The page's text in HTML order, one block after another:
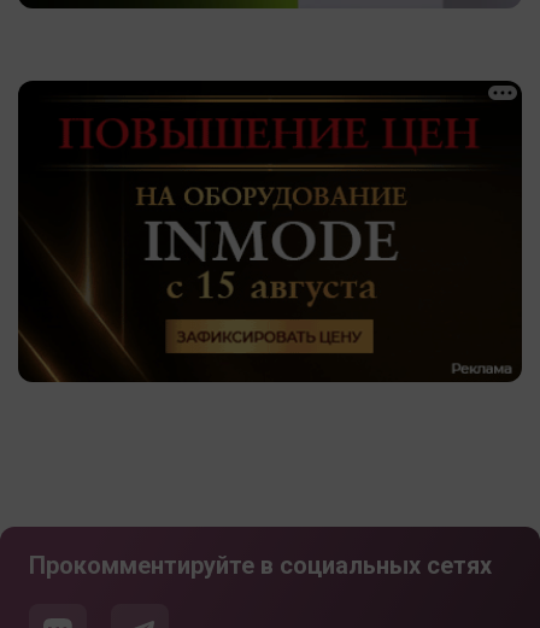
Прокомментируйте в социальных сетях